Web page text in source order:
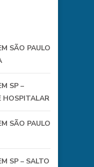
SÃO PAULO
SP –
HOSPITALAR
SÃO PAULO
SP – SALTO